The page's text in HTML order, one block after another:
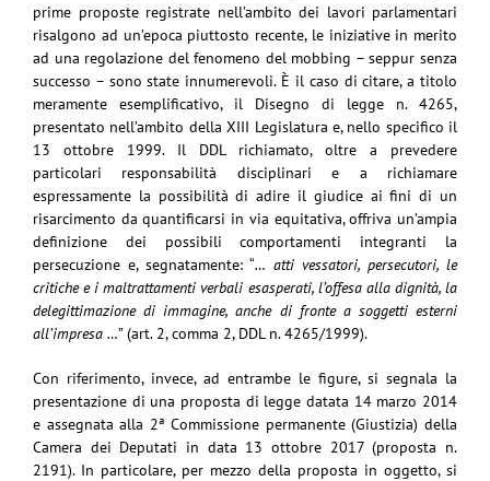
prime proposte registrate nell’ambito dei lavori parlamentari
risalgono ad un’epoca piuttosto recente, le iniziative in merito
ad una regolazione del fenomeno del mobbing – seppur senza
successo – sono state innumerevoli. È il caso di citare, a titolo
meramente esemplificativo, il Disegno di legge n. 4265,
presentato nell’ambito della XIII Legislatura e, nello specifico il
13 ottobre 1999. Il DDL richiamato, oltre a prevedere
particolari responsabilità disciplinari e a richiamare
espressamente la possibilità di adire il giudice ai fini di un
risarcimento da quantificarsi in via equitativa, offriva un’ampia
definizione dei possibili comportamenti integranti la
persecuzione e, segnatamente: “… atti vessatori, persecutori, le
critiche e i maltrattamenti verbali esasperati, l’offesa alla dignità, la
delegittimazione di immagine, anche di fronte a soggetti esterni
all’impresa …” (art. 2, comma 2, DDL n. 4265/1999).
Con riferimento, invece, ad entrambe le figure, si segnala la
presentazione di una proposta di legge datata 14 marzo 2014
e assegnata alla 2ª Commissione permanente (Giustizia) della
Camera dei Deputati in data 13 ottobre 2017 (proposta n.
2191). In particolare, per mezzo della proposta in oggetto, si